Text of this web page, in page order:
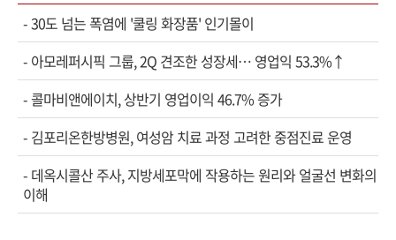
-30도 넘는 폭염에 '쿨링 화장품' 인기몰이
- 아모레퍼시픽 그룹, 2Q 견조한 성장세… 영업익 53.3%↑
-콜마비앤에이치, 상반기 영업이익 46.7% 증가
- 김포리온한방병원, 여성암 치료 과정 고려한 중점진료 운영
- 데옥시콜산 주사, 지방세포막에 작용하는 원리와 얼굴선 변화의
이해